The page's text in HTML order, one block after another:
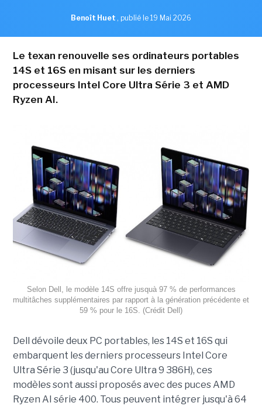
Benoît Huet , publié le 19 Mai 2026
Le texan renouvelle ses ordinateurs portables
14S et 16S en misant sur les derniers
processeurs Intel Core Ultra Série 3 et AMD
Ryzen AI.
Selon Dell, le modèle 14S offre jusquà 97 % de performances
multitâches supplémentaires par rapport à la génération précédente et
59 % pour le 16S. (Crédit Dell)
Dell dévoile deux PC portables, les 14S et 16S qui
embarquent les derniers processeurs Intel Core
Ultra Série 3 (jusqu'au Core Ultra 9 386H), ces
modèles sont aussi proposés avec des puces AMD
Ryzen AI série 400. Tous peuvent intégrer jusqu'à 64